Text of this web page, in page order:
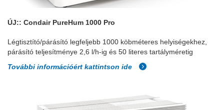
ÚJ:: Condair PureHum 1000 Pro
Légtisztító/párásító legfeljebb 1000 köbméteres helyiségekhez,
párásító teljesítménye 2,6 l/h-ig és 50 literes tartályméretig
További információért kattintson ide